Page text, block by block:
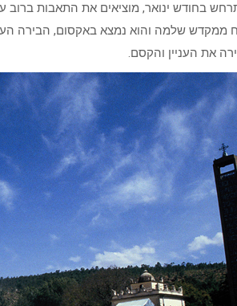
בחודש ינואר, מוציאים את התאבות ברוב
ממקדש שלמה והוא נמצא באקסום, הבירה
את העניין והקסם.